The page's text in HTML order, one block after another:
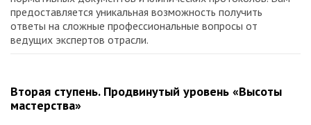
предоставляется уникальная возможность получить
ответы на сложные профессиональные вопросы от
ведущих экспертов отрасли.
Вторая ступень. Продвинутый уровень «Высоты
мастерства»